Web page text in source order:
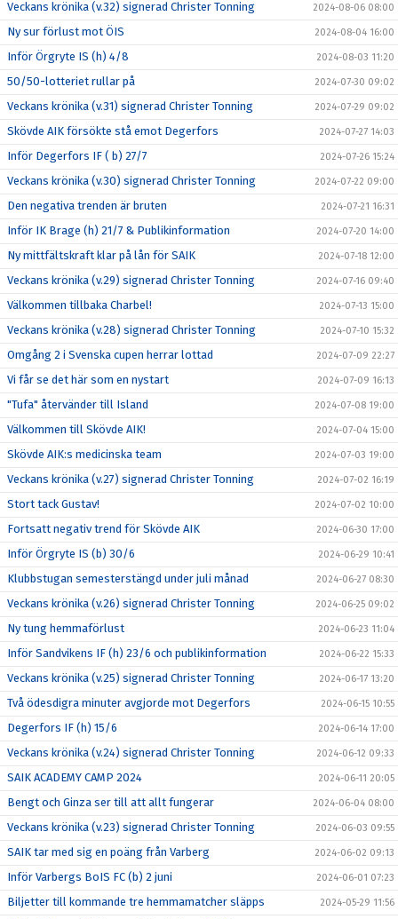
Veckans krönika (v.32) signerad Christer Tonning 2024-08-06 08:00
Ny sur förlust mot ÖIS 2024-08-04 16:00
Inför Örgryte IS (h) 4/8 2024-08-03 11:20
50/50-lotteriet rullar på 2024-07-30 09:02
Veckans krönika (v.31) signerad Christer Tonning 2024-07-29 09:02
Skövde AIK försökte stå emot Degerfors 2024-07-27 14:03
Inför Degerfors IF ( b) 27/7 2024-07-26 15:24
Veckans krönika (v.30) signerad Christer Tonning 2024-07-22 09:00
Den negativa trenden är bruten 2024-07-21 16:31
Inför IK Brage (h) 21/7 & Publikinformation 2024-07-20 14:00
Ny mittfältskraft klar på lån för SAIK 2024-07-18 12:00
Veckans krönika (v.29) signerad Christer Tonning 2024-07-16 09:40
Välkommen tillbaka Charbel! 2024-07-13 15:00
Veckans krönika (v.28) signerad Christer Tonning 2024-07-10 15:32
Omgång 2 i Svenska cupen herrar lottad 2024-07-09 22:27
Vi får se det här som en nystart 2024-07-09 16:13
"Tufa" återvänder till Island 2024-07-08 19:00
Välkommen till Skövde AIK! 2024-07-04 15:00
Skövde AIK:s medicinska team 2024-07-03 19:00
Veckans krönika (v.27) signerad Christer Tonning 2024-07-02 16:19
Stort tack Gustav! 2024-07-02 10:00
Fortsatt negativ trend för Skövde AIK 2024-06-30 17:00
Inför Örgryte IS (b) 30/6 2024-06-29 10:41
Klubbstugan semesterstängd under juli månad 2024-06-27 08:30
Veckans krönika (v.26) signerad Christer Tonning 2024-06-25 09:02
Ny tung hemmaförlust 2024-06-23 11:04
Inför Sandvikens IF (h) 23/6 och publikinformation 2024-06-22 15:33
Veckans krönika (v.25) signerad Christer Tonning 2024-06-17 13:20
Två ödesdigra minuter avgjorde mot Degerfors 2024-06-15 10:55
Degerfors IF (h) 15/6 2024-06-14 17:00
Veckans krönika (v.24) signerad Christer Tonning 2024-06-12 09:33
SAIK ACADEMY CAMP 2024 2024-06-11 20:05
Bengt och Ginza ser till att allt fungerar 2024-06-04 08:00
Veckans krönika (v.23) signerad Christer Tonning 2024-06-03 09:55
SAIK tar med sig en poäng från Varberg 2024-06-02 09:13
Inför Varbergs BoIS FC (b) 2 juni 2024-06-01 07:23
Biljetter till kommande tre hemmamatcher släpps 2024-05-29 11:56